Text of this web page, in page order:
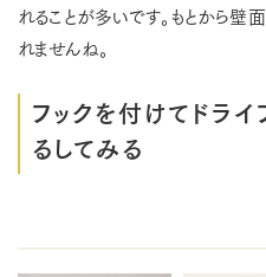
れることが多いです。もとから
れませんね。
フックを付けてドラ
るしてみる